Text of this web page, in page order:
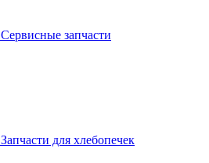
Сервисные запчасти
Запчасти для хлебопечек